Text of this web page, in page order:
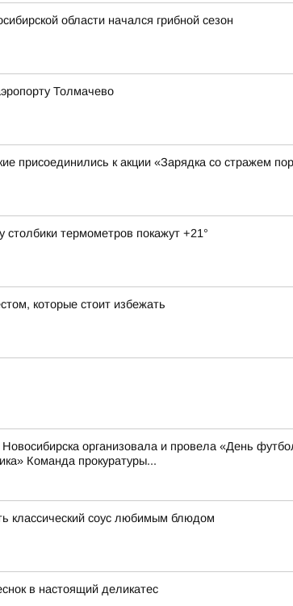
области начался грибной сезон
Толмачево
присоединились к акции «Зарядка со стражем
столбики термометров покажут +21°
которые стоит избежать
организовала и провела «День
Команда прокуратуры...
классический соус любимым блюдом
в настоящий деликатес